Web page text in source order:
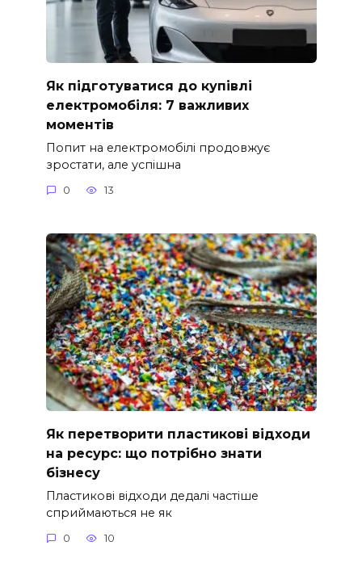
Як підготуватися до купівлі
електромобіля: 7 важливих
моментів
Попит на електромобілі продовжує
зростати, але успішна
0 13
Як перетворити пластикові відходи
на ресурс: що потрібно знати
бізнесу
Пластикові відходи дедалі частіше
сприймаються не як
0 10